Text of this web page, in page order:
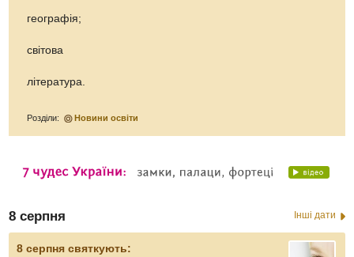
географія;
світова
література.
Розділи: Новини освіти
8 серпня Інші дати
8 серпня святкують: